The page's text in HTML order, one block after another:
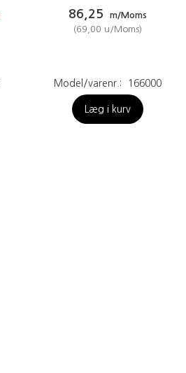
86,25
m/Moms
(69,00 u/Moms)
Model/varenr.: 166000
Læg i kurv